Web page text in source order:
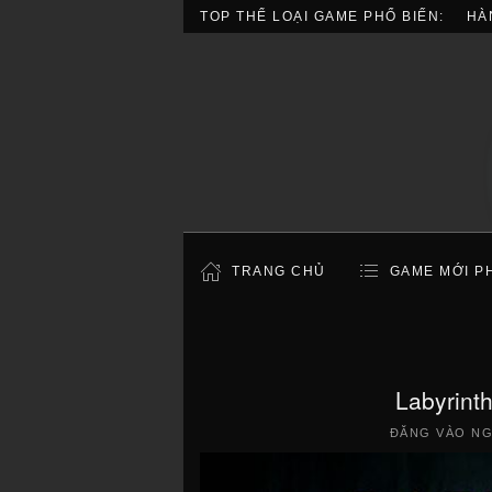
TOP THỂ LOẠI GAME PHỔ BIẾN:
TRANG CHỦ GAME MỚI
ĐĂNG VÀO